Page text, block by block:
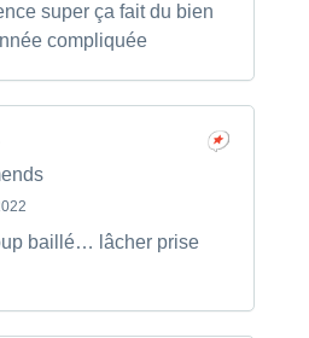
super ça fait du bien
compliquée
baillé… lâcher prise